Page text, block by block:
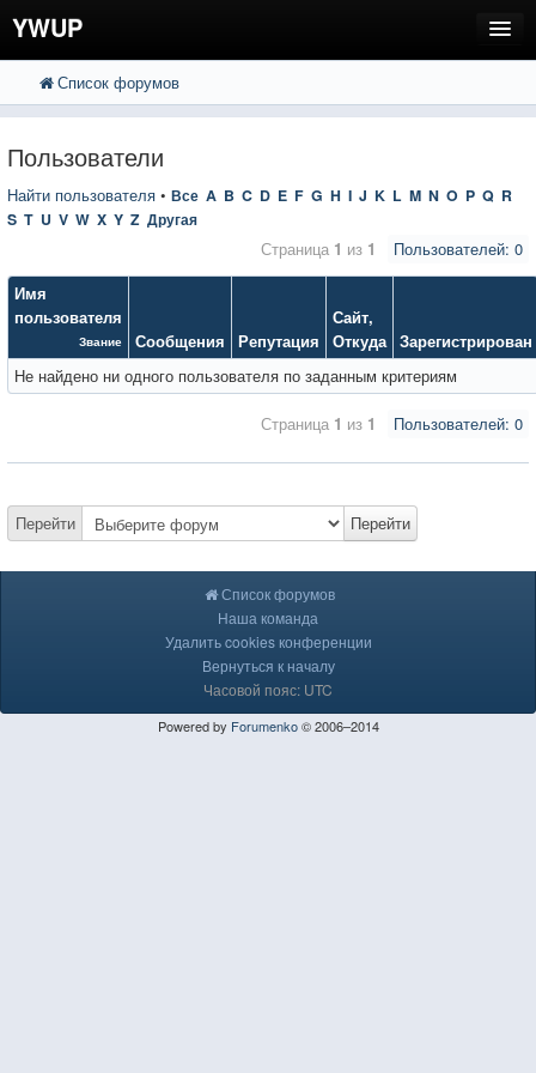
YWUP
FAQ
Вход
Список форумов
Пользователи
Найти пользователя • Все A B C D E F G H I J K L M N O P Q R
S T U V W X Y Z Другая
Пользователей: 0
Страница 1 из 1
Имя
пользователя
Звание Сообщения Репутация
Сайт,
Откуда Зарегистрирован
Не найдено ни одного пользователя по заданным критериям
Пользователей: 0
Страница 1 из 1
Перейти Перейти
Список форумов
Наша команда
Удалить cookies конференции
Вернуться к началу
Часовой пояс: UTC
Powered by Forumenko© 2006–2014